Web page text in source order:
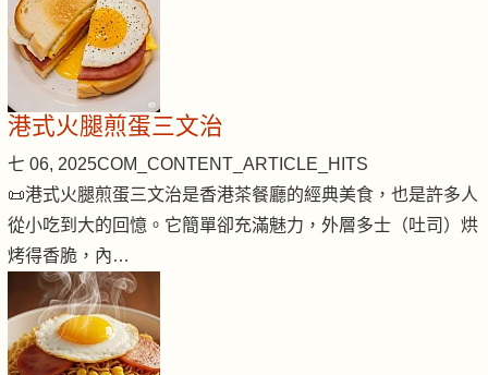
港式火腿煎蛋三文治
七 06, 2025COM_CONTENT_ARTICLE_HITS
📜港式火腿煎蛋三文治是香港茶餐廳的經典美食，也是許多人
從小吃到大的回憶。它簡單卻充滿魅力，外層多士（吐司）烘
烤得香脆，內…